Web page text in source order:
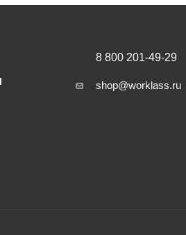
8 800 201-49-29
shop@worklass.ru